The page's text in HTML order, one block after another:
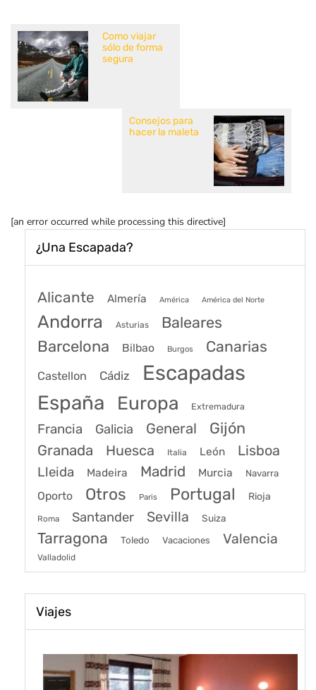
Como viajar
sólo de forma
segura
Consejos para
hacer la maleta
[an error occurred while processing this directive]
¿Una Escapada?
Alicante Almería América América del Norte
Andorra Asturias Baleares
Barcelona Bilbao Burgos Canarias
Castellon Cádiz Escapadas
España Europa Extremadura
Francia Galicia General Gijón
Granada Huesca Italia León Lisboa
Lleida Madeira Madrid Murcia Navarra
Oporto Otros Paris Portugal Rioja
Roma Santander Sevilla Suiza
Tarragona Toledo Vacaciones Valencia
Valladolid
Viajes